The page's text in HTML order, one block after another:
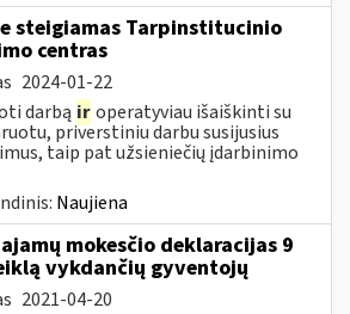
steigiamas Tarpinstitucinio
centras
2024-01-22
darbą iroperatyviau išaiškinti su
priverstiniu darbu susijusius
taip pat užsieniečių įdarbinimo
Naujiena
mokesčio deklaracijas 9
vykdančių gyventojų
2021-04-20